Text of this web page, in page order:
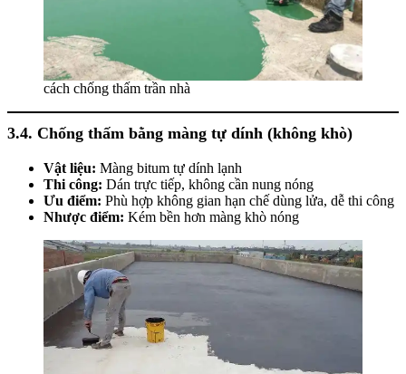
cách chống thấm trần nhà
3.4. Chống thấm bằng màng tự dính (không khò)
Vật liệu: Màng bitum tự dính lạnh
Thi công: Dán trực tiếp, không cần nung nóng
Ưu điểm: Phù hợp không gian hạn chế dùng lửa, dễ thi công
Nhược điểm: Kém bền hơn màng khò nóng